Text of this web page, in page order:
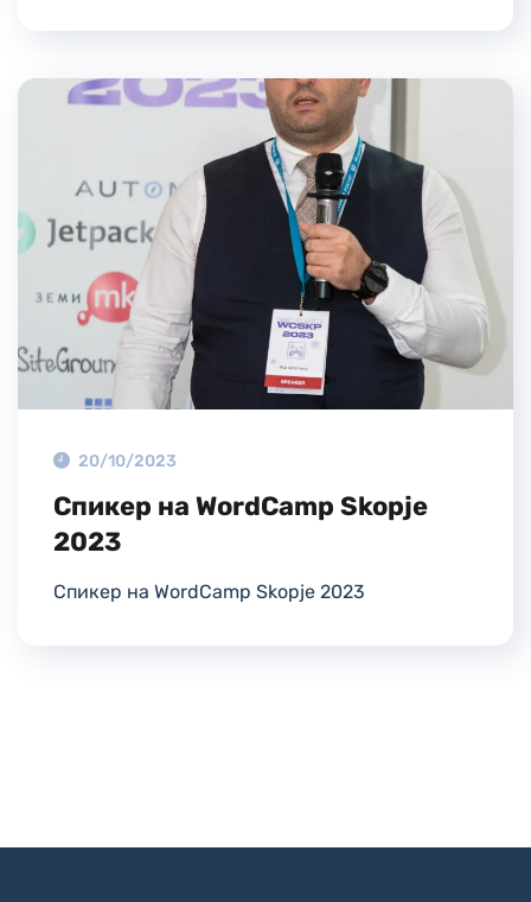
20/10/2023
Спикер на WordCamp Skopje
2023
Спикер на WordCamp Skopje 2023